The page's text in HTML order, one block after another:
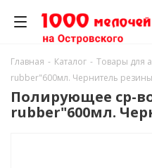
Главная - Каталог - Товары для
rubber"600мл. Чернитель резины
Полирующее ср-
rubber"600мл.